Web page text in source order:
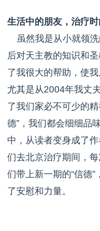
生活中的朋友，治疗
虽然我是从小就领
后对天主教的知识和
了我很大的帮助，使
尤其是从2004年我丈
了我们家必不可少的
德”，我们都会细细品
中，从读者变身成了
们去北京治疗期间，
们带上新一期的“信德
了安慰和力量。